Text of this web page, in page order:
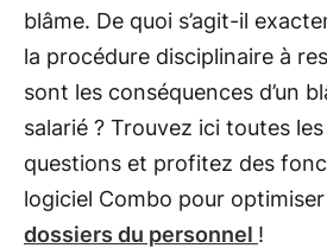
blâme. De quoi s’agit-il
la procédure disciplinaire à
sont les conséquences d’un
salarié ? Trouvez ici toutes
questions et profitez des
logiciel Combo pour optimiser
dossiers du personnel !